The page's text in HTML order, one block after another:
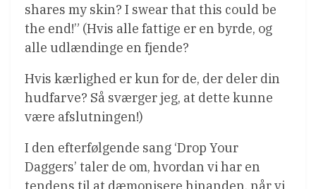
shares my skin? I swear that this could be
the end!” (Hvis alle fattige er en byrde, og
alle udlændinge en fjende?
Hvis kærlighed er kun for de, der deler din
hudfarve? Så sværger jeg, at dette kunne
være afslutningen!)
I den efterfølgende sang ‘Drop Your
Daggers’ taler de om, hvordan vi har en
tendens til at dæmonisere hinanden, når vi